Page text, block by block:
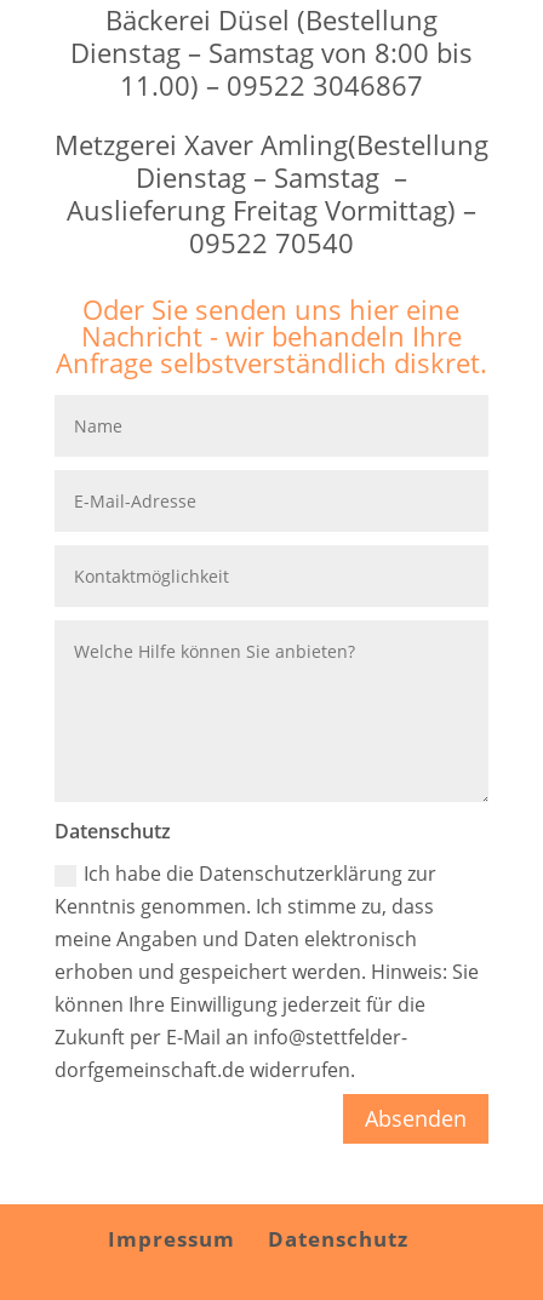
Bäckerei Düsel (Bestellung
Dienstag – Samstag von 8:00 bis
11.00) – 09522 3046867
Metzgerei Xaver Amling(Bestellung
Dienstag – Samstag –
Auslieferung Freitag Vormittag) –
09522 70540
Oder Sie senden uns hier eine
Nachricht - wir behandeln Ihre
Anfrage selbstverständlich diskret.
Datenschutz
Ich habe die Datenschutzerklärung zur
Kenntnis genommen. Ich stimme zu, dass
meine Angaben und Daten elektronisch
erhoben und gespeichert werden. Hinweis: Sie
können Ihre Einwilligung jederzeit für die
Zukunft per E-Mail an info@stettfelder-
dorfgemeinschaft.de widerrufen.
Absenden
Impressum Datenschutz